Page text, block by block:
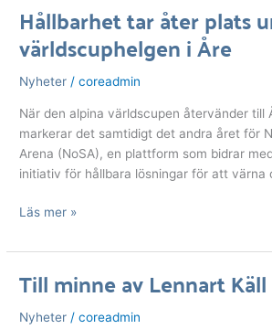
Hållbarhet tar åter plats
världscuphelgen i Åre
Nyheter /coreadmin
När den alpina världscupen återvänder till
markerar det samtidigt det andra året för
Arena (NoSA), en plattform som bidrar
initiativ för hållbara lösningar för att värna
Hållbarhet
tar
åter
plats
världscuphelgen
i
Åre
Läs mer »
Till minne av Lennart Käll
Nyheter /coreadmin
Till
av